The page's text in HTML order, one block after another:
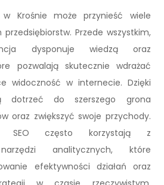
Krośnie może przynieść wiele
Przede wszystkim,
dysponuje wiedzą oraz
pozwalają skutecznie wdrażać
widoczność w internecie. Dzięki
do szerszego grona
oraz zwiększyć swoje przychody.
SEO często korzystają z
analitycznych, które
efektywności działań oraz